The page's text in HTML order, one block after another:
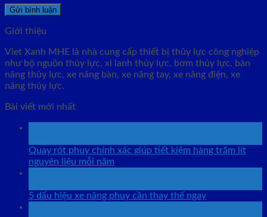
Giới thiệu
Viet Xanh MHE là nhà cung cấp thiết bị thủy lực công nghiệp
như bộ nguồn thủy lực, xi lanh thủy lực, bơm thủy lực, bàn
nâng thủy lực, xe nâng bàn, xe nâng tay, xe nâng điện, xe
nâng thủy lực.
Bài viết mới nhất
Quay rót phuy chính xác giúp tiết kiệm hàng trăm lít
nguyên liệu mỗi năm
5 dấu hiệu xe nâng phuy cần thay thế ngay